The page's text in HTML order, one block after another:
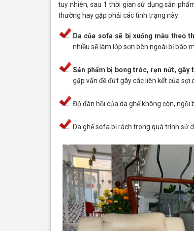
tuy nhiên, sau 1 thời gian sử dụng sản
thường hay gặp phải các tình trạng này:
Da của sofa sẽ bị xuống màu theo
nhiều sẽ làm lớp sơn bên ngoài bị bào
Sản phẩm bị bong tróc, rạn nứt, gãy
gặp vấn đề đứt gãy các liên kết của sợi
Độ đàn hồi của da ghế không còn, ngồi
Da ghế sofa bị rách trong quá trình sử